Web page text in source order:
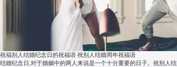
祝福别人结婚纪念日的祝福语 祝别人结婚周年祝福语
结婚纪念日,对于婚姻中的两人来说是一个十分重要的日子。祝别人